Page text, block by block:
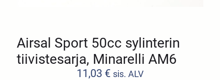
Airsal Sport 50cc sylinterin
tiivistesarja, Minarelli AM6
11,03 € sis. ALV